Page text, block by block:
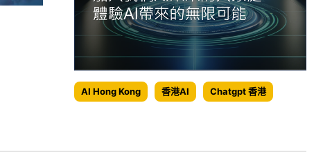
AI Hong Kong 香港AI Chatgpt 香港